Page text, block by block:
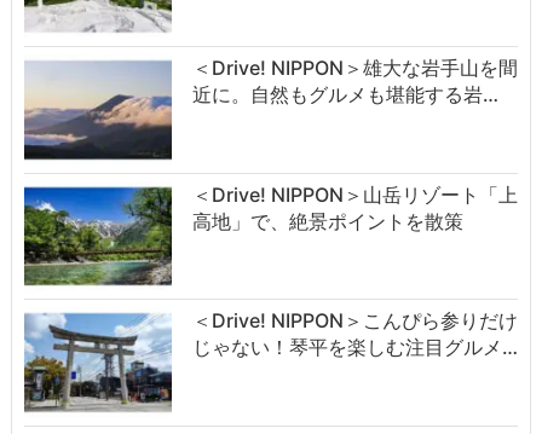
＜Drive! NIPPON＞雄大な岩手山を間
近に。自然もグルメも堪能する岩…
＜Drive! NIPPON＞山岳リゾート「上
高地」で、絶景ポイントを散策
＜Drive! NIPPON＞こんぴら参りだけ
じゃない！琴平を楽しむ注目グルメ…